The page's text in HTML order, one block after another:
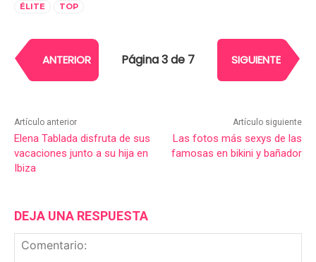
ÉLITE TOP
ANTERIOR Página 3 de 7 SIGUIENTE
Artículo anterior
Elena Tablada disfruta de sus
vacaciones junto a su hija en
Ibiza
Artículo siguiente
Las fotos más sexys de las
famosas en bikini y bañador
DEJA UNA RESPUESTA